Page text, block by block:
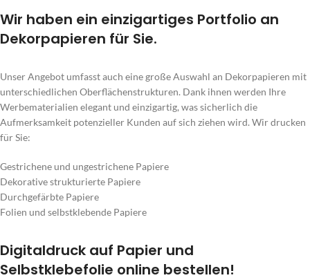
Wir haben ein einzigartiges Portfolio an
Dekorpapieren für Sie.
Unser Angebot umfasst auch eine große Auswahl an Dekorpapieren mit
unterschiedlichen Oberflächenstrukturen. Dank ihnen werden Ihre
Werbematerialien elegant und einzigartig, was sicherlich die
Aufmerksamkeit potenzieller Kunden auf sich ziehen wird. Wir drucken
für Sie:
Gestrichene und ungestrichene Papiere
Dekorative strukturierte Papiere
Durchgefärbte Papiere
Folien und selbstklebende Papiere
Digitaldruck auf Papier und
Selbstklebefolie online bestellen!